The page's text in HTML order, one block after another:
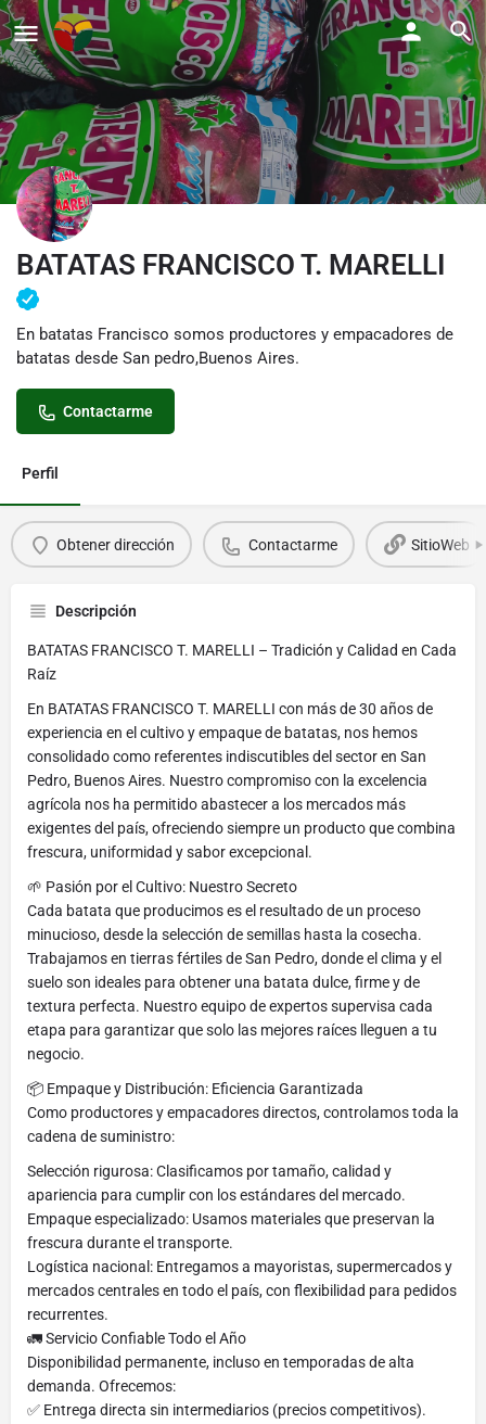
BATATAS FRANCISCO T. MARELLI
En batatas Francisco somos productores y empacadores de
batatas desde San pedro,Buenos Aires.
Contactarme
Perfil
Obtener dirección Contactarme SitioWeb
Descripción
BATATAS FRANCISCO T. MARELLI – Tradición y Calidad en Cada
Raíz
En BATATAS FRANCISCO T. MARELLI con más de 30 años de
experiencia en el cultivo y empaque de batatas, nos hemos
consolidado como referentes indiscutibles del sector en San
Pedro, Buenos Aires. Nuestro compromiso con la excelencia
agrícola nos ha permitido abastecer a los mercados más
exigentes del país, ofreciendo siempre un producto que combina
frescura, uniformidad y sabor excepcional.
🌱 Pasión por el Cultivo: Nuestro Secreto
Cada batata que producimos es el resultado de un proceso
minucioso, desde la selección de semillas hasta la cosecha.
Trabajamos en tierras fértiles de San Pedro, donde el clima y el
suelo son ideales para obtener una batata dulce, firme y de
textura perfecta. Nuestro equipo de expertos supervisa cada
etapa para garantizar que solo las mejores raíces lleguen a tu
negocio.
📦 Empaque y Distribución: Eficiencia Garantizada
Como productores y empacadores directos, controlamos toda la
cadena de suministro:
Selección rigurosa: Clasificamos por tamaño, calidad y
apariencia para cumplir con los estándares del mercado.
Empaque especializado: Usamos materiales que preservan la
frescura durante el transporte.
Logística nacional: Entregamos a mayoristas, supermercados y
mercados centrales en todo el país, con flexibilidad para pedidos
recurrentes.
🚛 Servicio Confiable Todo el Año
Disponibilidad permanente, incluso en temporadas de alta
demanda. Ofrecemos:
✅ Entrega directa sin intermediarios (precios competitivos).